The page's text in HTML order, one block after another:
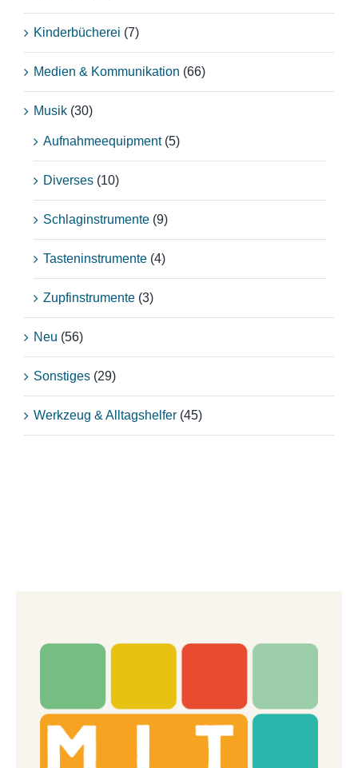
Kinderbücherei (7)
Medien & Kommunikation (66)
Musik (30)
Aufnahmeequipment (5)
Diverses (10)
Schlaginstrumente (9)
Tasteninstrumente (4)
Zupfinstrumente (3)
Neu (56)
Sonstiges (29)
Werkzeug & Alltagshelfer (45)